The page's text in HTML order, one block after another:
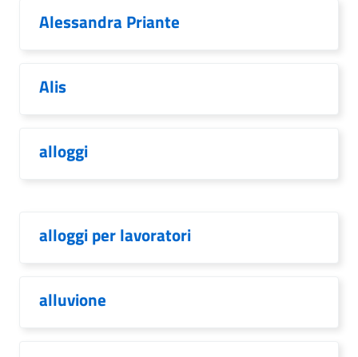
Alessandra Priante
Alis
alloggi
alloggi per lavoratori
alluvione